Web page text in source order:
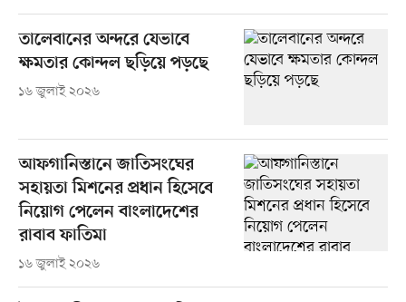
তালেবানের অন্দরে যেভাবে
ক্ষমতার কোন্দল ছড়িয়ে পড়ছে
১৬ জুলাই ২০২৬
আফগানিস্তানে জাতিসংঘের
সহায়তা মিশনের প্রধান হিসেবে
নিয়োগ পেলেন বাংলাদেশের
রাবাব ফাতিমা
১৬ জুলাই ২০২৬